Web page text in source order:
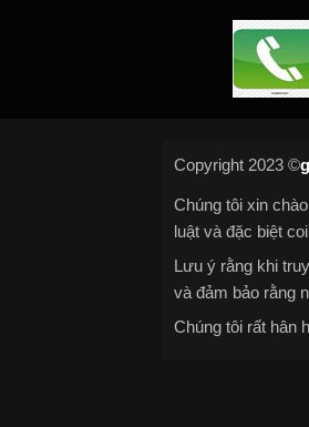
Copyright 2023 ©
Chúng tôi xin
luật và đặc biệt
Lưu ý rằng khi
và đảm bảo rằng
Chúng tôi rất hân